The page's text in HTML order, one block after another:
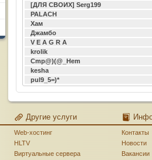
[ДЛЯ СВОИХ] Serg199
PALACH
Хам
Джамбо
V E A G R A
krolik
Cmp@)(@_Hem
kesha
pul9_5=)*
Другие услуги
Web-хостинг
HLTV
Виртуальные сервера
Контакты
Новости
Вакансии